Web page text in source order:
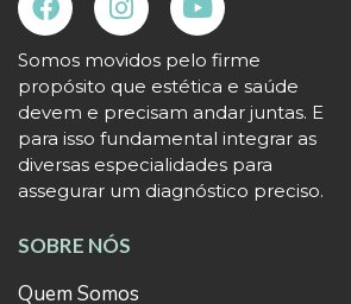
Somos movidos pelo firme
propósito que estética e saúde
devem e precisam andar juntas. E
para isso fundamental integrar as
diversas especialidades para
assegurar um diagnóstico preciso.
SOBRE NÓS
Quem Somos